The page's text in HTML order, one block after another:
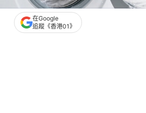
撰文：聯合新聞網
在Google
追蹤《香港01》